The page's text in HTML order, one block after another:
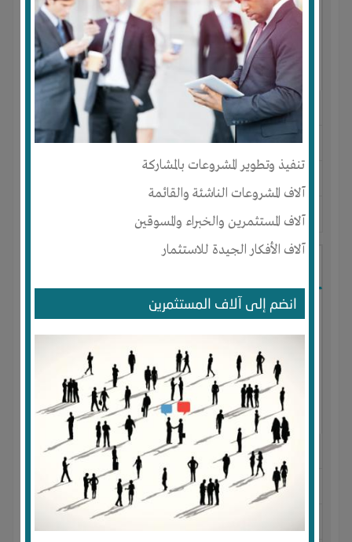
تنفيذ وتطوير المشروعات بالمشاركة
آلاف المشروعات الناشئة والقائمة
آلاف المستثمرين والخبراء والمسوقين
آلاف الأفكار الجيدة للاستثمار
انضم إلى آلاف المستثمرين
النوع :مستحضرات تجميل
العنوان :المغرب-
AGADIR
-سوس
يحتاج إلي : تسويق
آخر نشاط : منذ 9 اشهر عدد الاعضاء : 0 الأعضاء
النوع :مشروع تجاري
العنوان : مصر -القاهرة-كل المناطق
يحتاج إلي :رأس المال